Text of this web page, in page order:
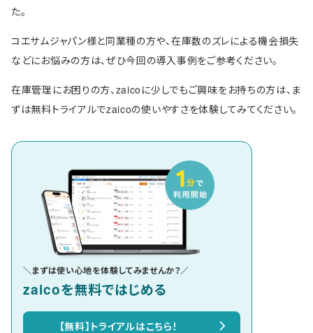
た。
コエサムジャパン様と同業種の方や、在庫数のズレによる機会損失
などにお悩みの方は、ぜひ今回の導入事例をご参考ください。
在庫管理にお困りの方、zaicoに少しでもご興味をお持ちの方は、ま
ずは無料トライアルでzaicoの使いやすさを体験してみてください。
＼まずは使い心地を体験してみませんか？／
zaicoを無料ではじめる
【無料】トライアルはこちら！